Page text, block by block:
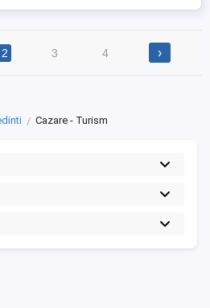
2 3 4 ›
Cazare - Turism